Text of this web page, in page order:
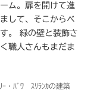
ム。扉を開けて進
して、そこからベ
。 緑の壁と装飾さ
職人さんもまだま
ｰ・ﾊﾞﾜ ｽﾘﾗﾝｶの建築